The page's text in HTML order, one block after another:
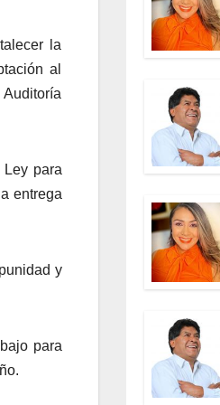
la
al
Ley para
entrega
y
para